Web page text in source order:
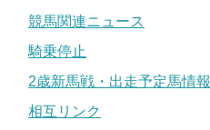
競馬関連ニュース
騎乗停止
2歳新馬戦・出走予定馬情報
相互リンク